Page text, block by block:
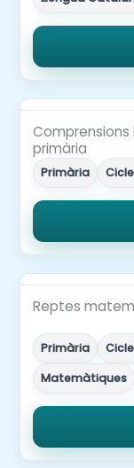
primària
Primària
Reptes
Primària
Matemàtiques